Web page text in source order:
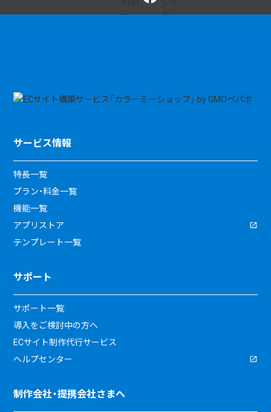
サービス情報
特長一覧
プラン・料金一覧
機能一覧
アプリストア
テンプレート一覧
サポート
サポート一覧
導入をご検討中の方へ
ECサイト制作代行サービス
ヘルプセンター
制作会社・提携会社さまへ